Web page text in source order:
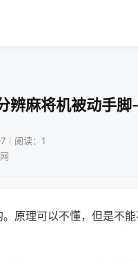
辨麻将机被动手脚
｜阅读：1
原理可以不懂，但是不能